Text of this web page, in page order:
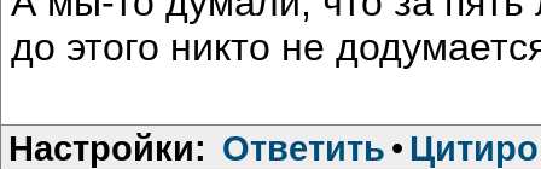
до этого никто не
Настройки: Ответить •